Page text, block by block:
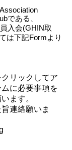
である、
入会(GHIN取
は下記Formより
リックしてア
に必要事項を
ます。
連絡願いま